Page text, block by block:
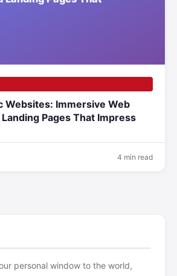
Websites: Immersive Web
Pages That Impress
4 min read
personal window to the world,